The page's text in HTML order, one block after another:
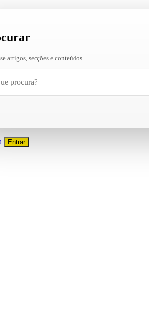
artigos, secções e conteúdos
Entrar